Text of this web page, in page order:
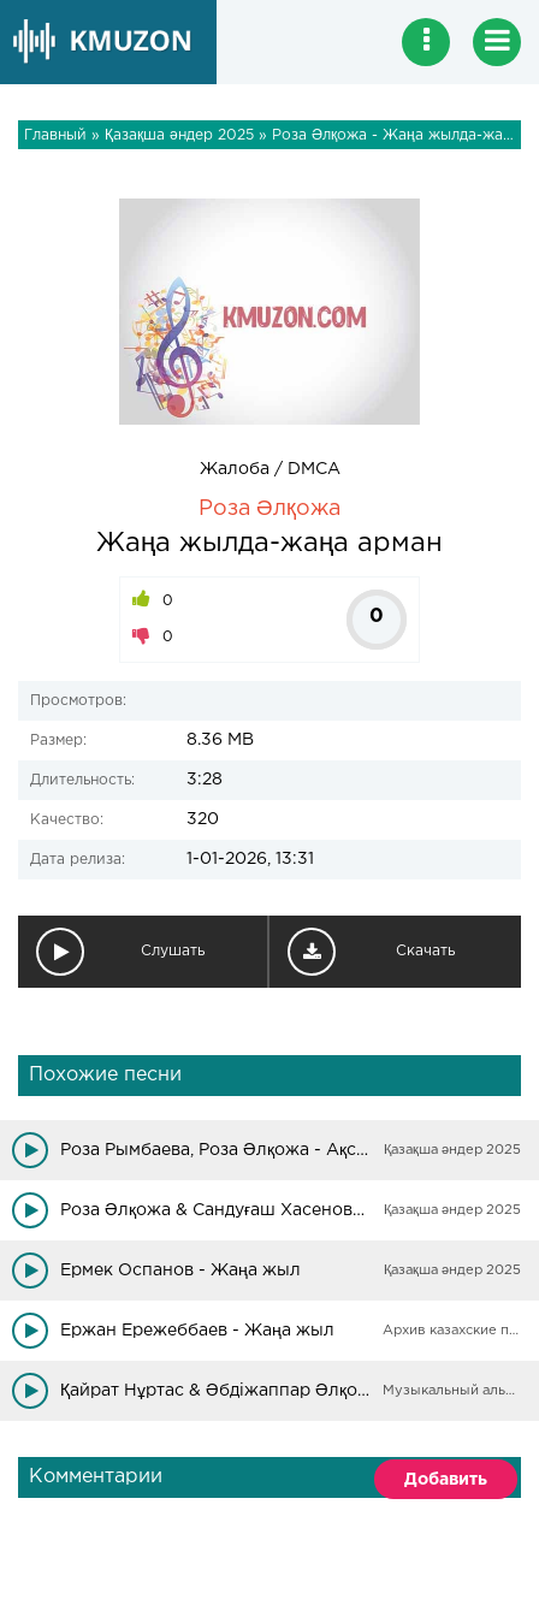
Главный » Қазақша әндер 2025 » Роза Әлқожа - Жаңа жылда-жаңа арман
Жалоба / DMCA
Роза Әлқожа
Жаңа жылда-жаңа арман
0
0
0
Просмотров:
Размер: 8.36 MB
Длительность: 3:28
Качество: 320
Дата релиза: 1-01-2026, 13:31
Слушать Скачать
Похожие песни
Роза Рымбаева, Роза Әлқожа - Ақсұңқар-арман Қазақша әндер 2025
Роза Әлқожа & Сандуғаш Хасенова - Жанымның мекені-Жаңа-арқа Қазақша әндер 2025
Ермек Оспанов - Жаңа жыл Қазақша әндер 2025
Ержан Ережеббаев - Жаңа жыл Архив казахские песни
Қайрат Нұртас & Әбдіжаппар Әлқожа ft Қуандық Рахым - Жаңа әндері 2019 Музыкальный альбом 2021
Комментарии Добавить